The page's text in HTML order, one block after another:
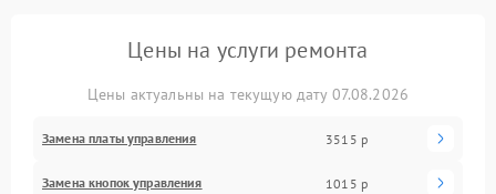
Цены на услуги ремонта
Цены актуальны на текущую дату 07.08.2026
Замена платы управления 3515 р
Замена кнопок управления 1015 р